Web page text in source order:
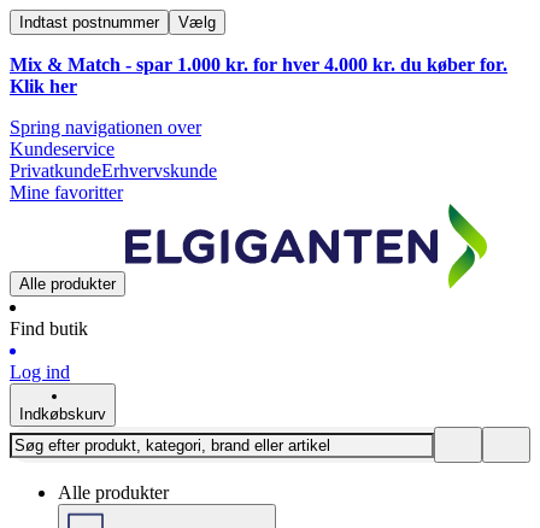
Indtast postnummer Vælg
Mix & Match - spar 1.000 kr. for hver 4.000 kr. du køber for.
Klik her
Spring navigationen over
Kundeservice
PrivatkundeErhvervskunde
Mine favoritter
Alle produkter
Find butik
Log ind
Indkøbskurv
Alle produkter